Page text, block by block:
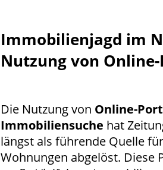
Immobilienjagd im
Nutzung von
Die Nutzung von Online-
Immobiliensuche hat
längst als führende Quelle
Wohnungen abgelöst. Diese